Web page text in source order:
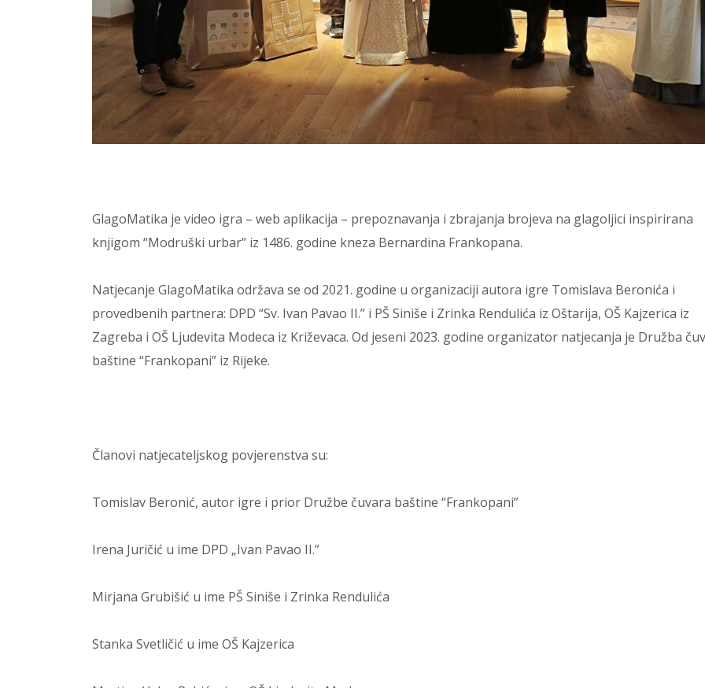
GlagoMatika je video igra – web aplikacija – prepoznavanja i zbrajanja brojeva na glagoljici inspirirana
knjigom “Modruški urbar” iz 1486. godine kneza Bernardina Frankopana.
Natjecanje GlagoMatika održava se od 2021. godine u organizaciji autora igre Tomislava Beronića i
provedbenih partnera: DPD “Sv. Ivan Pavao II.” i PŠ Siniše i Zrinka Rendulića iz Oštarija, OŠ Kajzerica iz
Zagreba i OŠ Ljudevita Modeca iz Križevaca. Od jeseni 2023. godine organizator natjecanja je Družba
baštine “Frankopani” iz Rijeke.
Članovi natjecateljskog povjerenstva su:
Tomislav Beronić, autor igre i prior Družbe čuvara baštine “Frankopani”
Irena Juričić u ime DPD „Ivan Pavao II.”
Mirjana Grubišić u ime PŠ Siniše i Zrinka Rendulića
Stanka Svetličić u ime OŠ Kajzerica